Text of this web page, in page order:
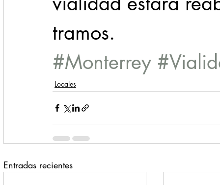
tramos.
#Monterrey
Locales
Entradas recientes